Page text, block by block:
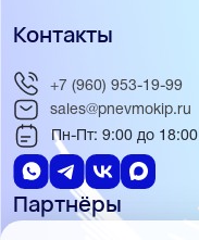
Партнёры
Контакты
+7 (960) 953-19-99
sales@pnevmokip.ru
Пн-Пт: 9:00 до 18:00